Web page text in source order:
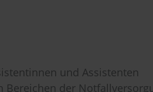
und Assistenten
Bereichen der